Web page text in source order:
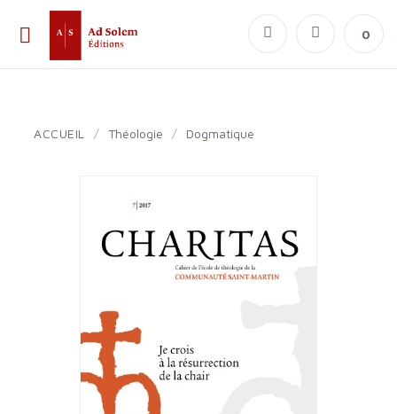
0
ACCUEIL / Théologie / Dogmatique